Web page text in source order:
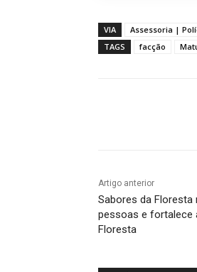
VIA
Assessoria |
TAGS
facção
Artigo anterior
Sabores da Floresta
pessoas e fortalece
Floresta